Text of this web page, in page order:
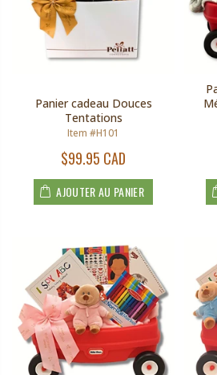
Panier cadeau Douces
Tentations
Item #H101
$99.95 CAD
AJOUTER AU PANIER